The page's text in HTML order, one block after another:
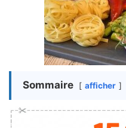
Sommaire afficher